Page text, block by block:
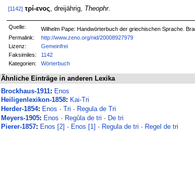
[1142] τρί-ενος , dreijährig, Theophr.
Quelle: Wilhelm Pape: Handwörterbuch der griechischen Sprache.
Permalink:
http://www.zeno.org/nid/20008927979
Lizenz:
Gemeinfrei
Faksimiles:
1142
Kategorien:
Wörterbuch
Ähnliche Einträge in anderen Lexika
Brockhaus-1911: Enos
Heiligenlexikon-1858: Kai-Tri
Herder-1854: Enos ·Tri · Regula de Tri
Meyers-1905: Enos · Regŭla de tri · De tri
Pierer-1857: Enos [2] · Enos [1] · Regula de tri · Regel de tri